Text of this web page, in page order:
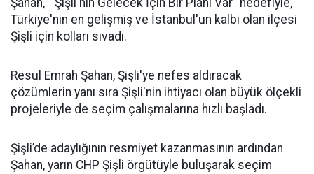
Şahan, "Şişli'nin Gelecek İçin Bir Planı Var" hedefiyle,
Türkiye'nin en gelişmiş ve İstanbul'un kalbi olan ilçesi
Şişli için kolları sıvadı.
Resul Emrah Şahan, Şişli'ye nefes aldıracak
çözümlerin yanı sıra Şişli'nin ihtiyacı olan büyük ölçekli
projeleriyle de seçim çalışmalarına hızlı başladı.
Şişli’de adaylığının resmiyet kazanmasının ardından
Şahan, yarın CHP Şişli örgütüyle buluşarak seçim